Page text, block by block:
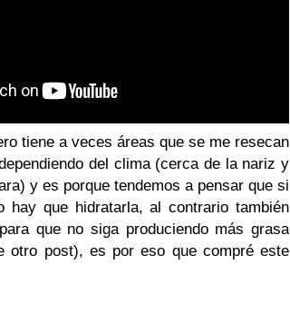
tiene a veces áreas que se me resecan
del clima (cerca de la nariz y
y es porque tendemos a pensar que si
hay que hidratarla, al contrario también
que no siga produciendo más grasa
otro post), es por eso que compré este